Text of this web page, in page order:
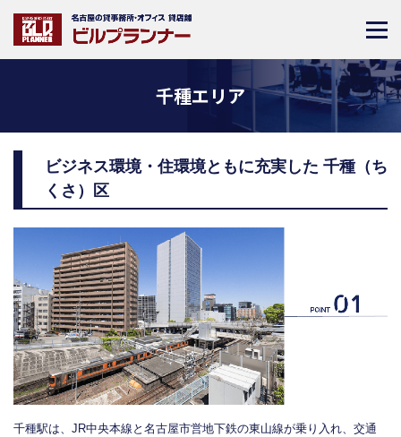
千種エリア
ビジネス環境・住環境ともに充実した 千種（ち
くさ）区
千種駅は、JR中央本線と名古屋市営地下鉄の東山線が乗り入れ、交通